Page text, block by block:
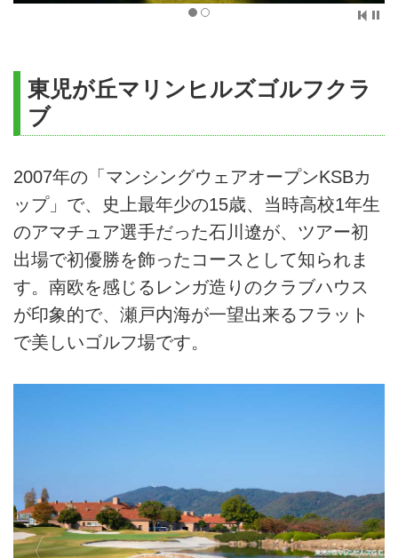
東児が丘マリンヒルズゴルフクラ
ブ
2007年の「マンシングウェアオープンKSBカ
ップ」で、史上最年少の15歳、当時高校1年生
のアマチュア選手だった石川遼が、ツアー初
出場で初優勝を飾ったコースとして知られま
す。南欧を感じるレンガ造りのクラブハウス
が印象的で、瀬戸内海が一望出来るフラット
で美しいゴルフ場です。